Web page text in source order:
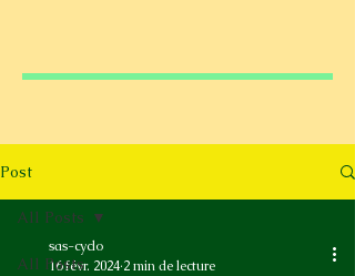
Post
All Posts
All Posts
sas-cyclo
16 févr. 2024 2 min de lecture